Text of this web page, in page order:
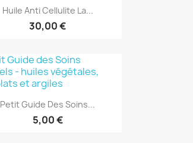
Aperçu rapide
Huile Anti Cellulite La...
30,00 €
Aperçu rapide
Petit Guide Des Soins...
5,00 €